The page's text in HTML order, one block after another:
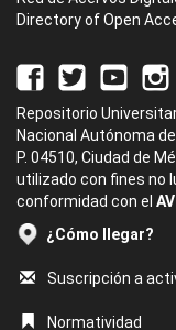
Directory of Open
Repositorio
Nacional Autónoma
P. 04510, Ciudad de
utilizado con fines no
conformidad con el
¿Cómo llegar?
Suscripción a
Normatividad